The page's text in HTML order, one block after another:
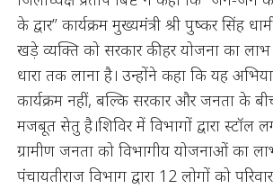
के द्वार” कार्यक्रम मुख्यमंत्री श्री पुष्कर सिंह
खड़े व्यक्ति को सरकार की हर योजना का
धारा तक लाना है। उन्होंने कहा कि यह
कार्यक्रम नहीं, बल्कि सरकार और जनता के
मजबूत सेतु है।शिविर में विभागों द्वारा स्टॉल
ग्रामीण जनता को विभागीय योजनाओं का
पंचायतीराज विभाग द्वारा 12 लोगों को